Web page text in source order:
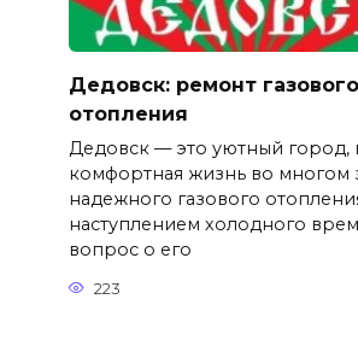
Дедовск: ремонт газового
отопления
Дедовск — это уютный город,
комфортная жизнь во многом
надежного газового
наступлением холодного
вопрос о его
223